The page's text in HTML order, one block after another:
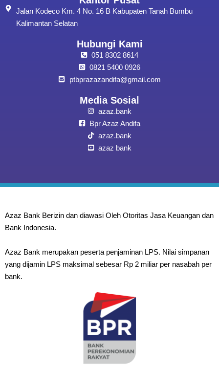
Jalan Kodeco Km. 4 No. 16 B Kabupaten Tanah Bumbu
Kalimantan Selatan
Hubungi Kami
051 8302 8614
0821 5400 0926
ptbprazazandifa@gmail.com
Media Sosial
azaz.bank
Bpr Azaz Andifa
azaz.bank
azaz bank
Azaz Bank Berizin dan diawasi Oleh Otoritas Jasa Keuangan dan
Bank Indonesia.
Azaz Bank merupakan peserta penjaminan LPS. Nilai simpanan
yang dijamin LPS maksimal sebesar Rp 2 miliar per nasabah per
bank.